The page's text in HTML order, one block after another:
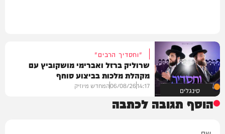
סינגלים
"וחסדיך הרבים"
שרוליק ברזל ואברימי מושקוביץ עם
מקהלת מלכות בביצוע סוחף
14:17
06/08/26המחדש מיוזיק
הוסף תגובה לכתבה